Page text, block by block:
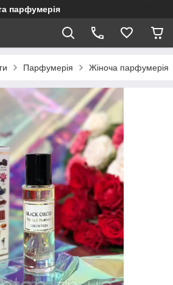
парфумерія
Парфумерія Жіноча парфумерія